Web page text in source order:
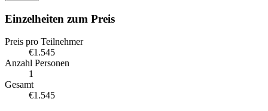
Einzelheiten zum Preis
Preis pro Teilnehmer
€1.545
Anzahl Personen
1
Gesamt
€1.545